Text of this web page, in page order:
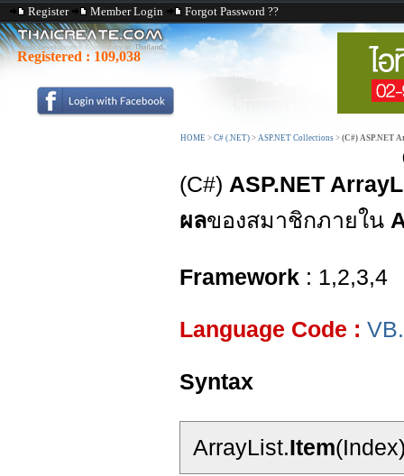
Register Member Login Forgot Password ??
Registered : 109,038
HOME > C# (.NET) > ASP.NET Collections > (C#) ASP.NET
(C#) ASP.NET
ผลของสมาชิกภายใน
Framework : 1,2,3,4
Language Code :
Syntax
ArrayList.Item